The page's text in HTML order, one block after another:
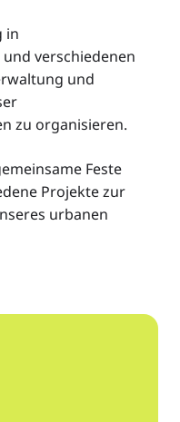
in
verschiedenen
und
zu organisieren.
Feste
Projekte zur
urbanen